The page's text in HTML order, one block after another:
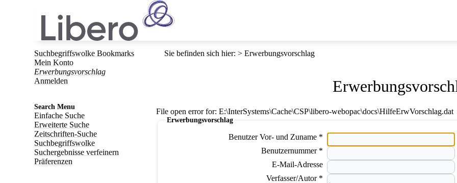
Suchbegriffswolke Bookmarks
Mein Konto
Erwerbungsvorschlag
Anmelden
Search Menu
Einfache Suche
Erweiterte Suche
Zeitschriften-Suche
Suchbegriffswolke
Suchergebnisse verfeinern
Präferenzen
Sie befinden sich hier: Erwerbungsvorschlag
File open error for: E:\InterSystems\Cache\CSP\libero-webopac\docs\HilfeErwVorschlag.dat
Erwerbungsvorschlag
Benutzer Vor- und Zuname *
Benutzernummer *
E-Mail-Adresse
Verfasser/Autor *